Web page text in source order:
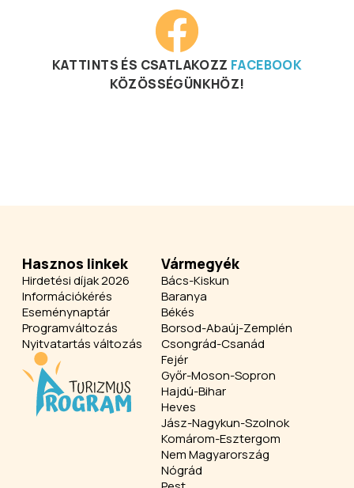
KATTINTS ÉS CSATLAKOZZ FACEBOOK
KÖZÖSSÉGÜNKHÖZ!
Hasznos linkek
Hirdetési díjak 2026
Információkérés
Eseménynaptár
Programváltozás
Nyitvatartás változás
Vármegyék
Bács-Kiskun
Baranya
Békés
Borsod-Abaúj-Zemplén
Csongrád-Csanád
Fejér
Győr-Moson-Sopron
Hajdú-Bihar
Heves
Jász-Nagykun-Szolnok
Komárom-Esztergom
Nem Magyarország
Nógrád